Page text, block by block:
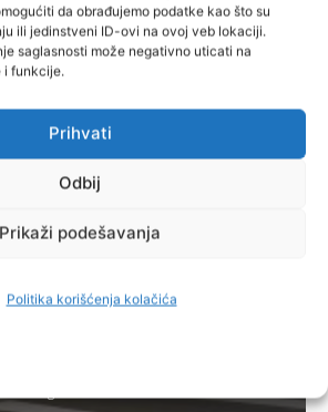
da obrađujemo podatke kao što su
ili jedinstveni ID-ovi na ovoj veb lokaciji.
saglasnosti može negativno uticati na
i funkcije.
Prihvati
Odbij
Prikaži podešavanja
Politika korišćenja kolačića
- 7. Augusta 2026.
može biti i do